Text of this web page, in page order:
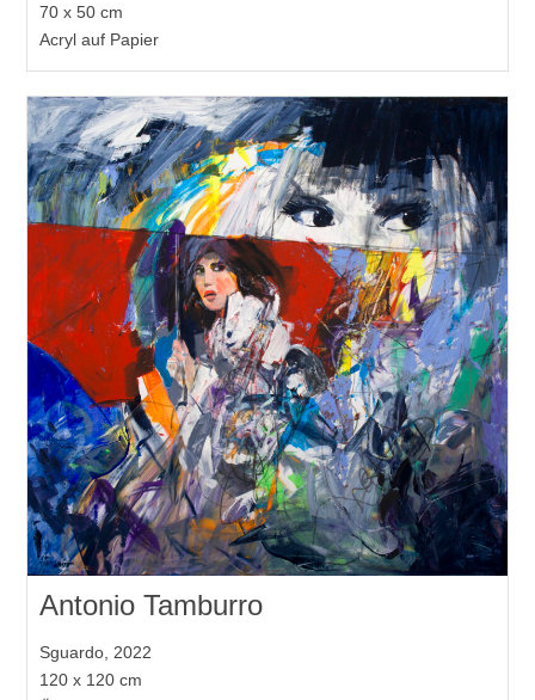
70 x 50 cm
Acryl auf Papier
Antonio Tamburro
Sguardo, 2022
120 x 120 cm